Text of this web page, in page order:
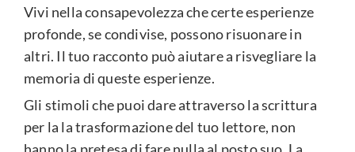
Vivi nella consapevolezza che certe esperienze
profonde, se condivise, possono risuonare in
altri. Il tuo racconto può aiutare a risvegliare la
memoria di queste esperienze.
Gli stimoli che puoi dare attraverso la scrittura
per la la trasformazione del tuo lettore, non